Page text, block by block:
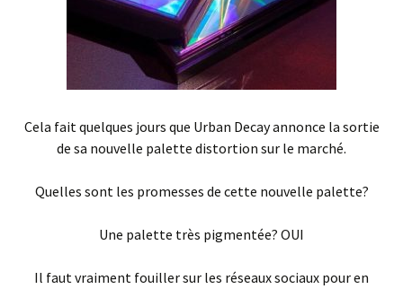
Cela fait quelques jours que Urban Decay annonce la sortie
de sa nouvelle palette distortion sur le marché.
Quelles sont les promesses de cette nouvelle palette?
Une palette très pigmentée? OUI
Il faut vraiment fouiller sur les réseaux sociaux pour en